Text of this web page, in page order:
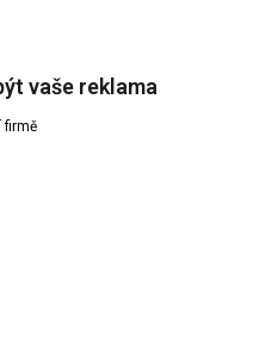
vaše reklama
firmě